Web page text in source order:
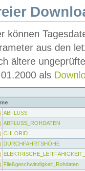
können
aus den
ältere
als
ABFLUSS
ABFLUSS_ROHDATEN
CHLORID
DURCHFAHRTSHÖHE
Fließgeschwindigkeit_Rohdaten